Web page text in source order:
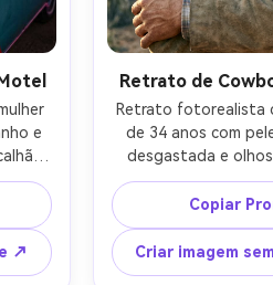
e
ao
uma
↗
Retrato de
Retrato fotorealista
de 34 anos com
desgastada e
calmo e confiante,
braços
usando um
desgastado,
jaqueta de
Copiar
Criar imagem